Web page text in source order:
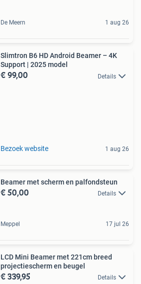
De Meern 1 aug 26
Slimtron B6 HD Android Beamer – 4K
Support | 2025 model
€ 99,00 Details
Bezoek website 1 aug 26
Beamer met scherm en palfondsteun
€ 50,00 Details
Meppel 17 jul 26
LCD Mini Beamer met 221cm breed
projectiescherm en beugel
€ 339,95 Details